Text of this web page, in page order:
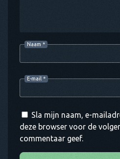
Naam *
E-mail *
Sla mijn naam, e-
deze browser voor de
commentaar geef.